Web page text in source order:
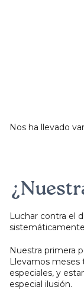
Nos ha llevado
Luchar contra el
Nuestra primera
Llevamos meses
especiales, y
especial ilusión.